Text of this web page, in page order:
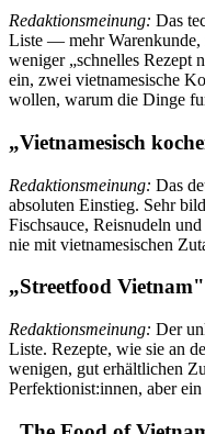
Redaktionsmeinung: Das
Liste — mehr Warenkunde,
weniger „schnelles Rezept
ein, zwei vietnamesische
wollen, warum die Dinge
„Vietnamesisch
Redaktionsmeinung: Das
absoluten Einstieg. Sehr
Fischsauce, Reisnudeln
nie mit vietnamesischen
„Streetfood Vietnam"
Redaktionsmeinung: Der
Liste. Rezepte, wie sie an
wenigen, gut erhältlichen
Perfektionist:innen, aber